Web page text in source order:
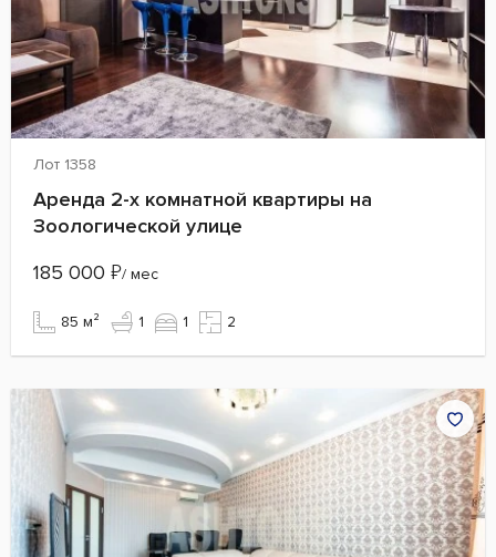
Лот 1358
Аренда 2-х комнатной квартиры на
Зоологической улице
185 000 ₽/ мес
85 м² 1 1 2